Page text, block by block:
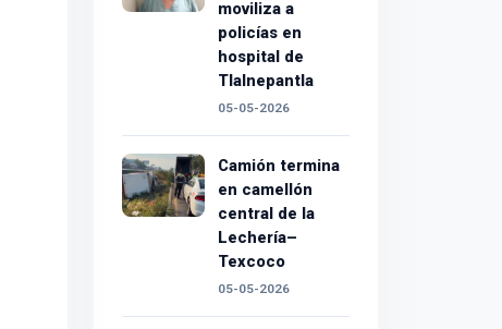
moviliza a
policías en
hospital de
Tlalnepantla
05-05-2026
Camión termina
en camellón
central de la
Lechería–
Texcoco
05-05-2026